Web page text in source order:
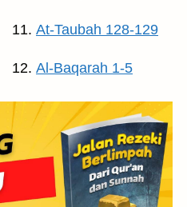
At-Taubah 128-129
Al-Baqarah 1-5